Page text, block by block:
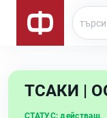
ТСАКИ |
СТАТУС: действащ